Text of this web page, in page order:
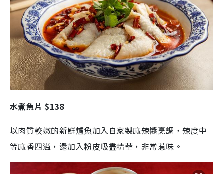
水煮魚片 $138
以肉質較嫩的新鮮爐魚加入自家製麻辣醬烹調，辣度中
等麻香四溢，還加入粉皮吸盡精華，非常惹味。